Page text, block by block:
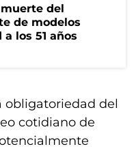
del
de modelos
los 51 años
obligatoriedad del
cotidiano de